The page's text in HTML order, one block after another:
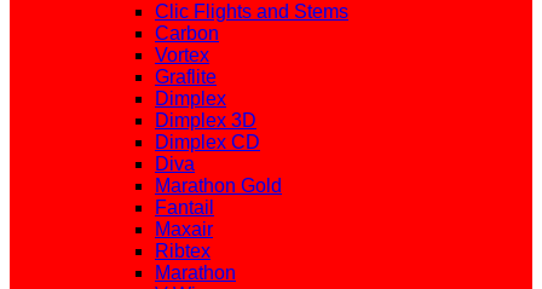
Clic Flights and Stems
Carbon
Vortex
Graflite
Dimplex
Dimplex 3D
Dimplex CD
Diva
Marathon Gold
Fantail
Maxair
Ribtex
Marathon